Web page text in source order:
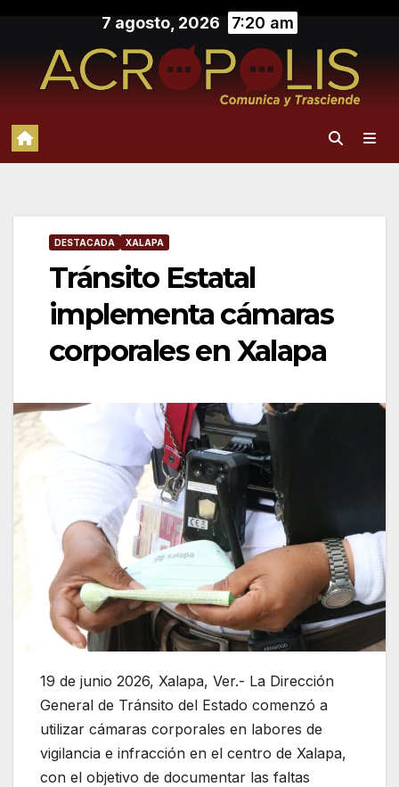
contenido
7 agosto, 2026 7:20 am
DESTACADA XALAPA
Tránsito Estatal
implementa cámaras
corporales en Xalapa
19 de junio 2026, Xalapa, Ver.- La Dirección
General de Tránsito del Estado comenzó a
utilizar cámaras corporales en labores de
vigilancia e infracción en el centro de Xalapa,
con el objetivo de documentar las faltas